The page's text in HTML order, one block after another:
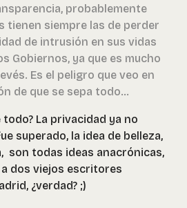
probablemente
tienen siempre las de perder
de intrusión en sus vidas
Gobiernos, ya que es mucho
Es el peligro que veo en
de que se sepa todo...
todo? La privacidad ya no
superado, la idea de belleza,
son todas ideas anacrónicas,
dos viejos escritores
¿verdad? ;)